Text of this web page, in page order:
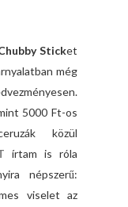
Sticket
még
5000 Ft-os
közül
írtam is róla
népszerű:
viselet az